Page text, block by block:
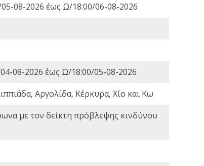
08-2026 έως Ω/18:00/06-08-2026
08-2026 έως Ω/18:00/05-08-2026
Αργολίδα, Κέρκυρα, Χίο και Κω
με τον δείκτη πρόβλεψης κινδύνου